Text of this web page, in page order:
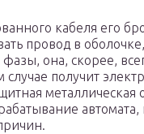
кабеля его
провод в
она, скорее,
случае получит
металлическая